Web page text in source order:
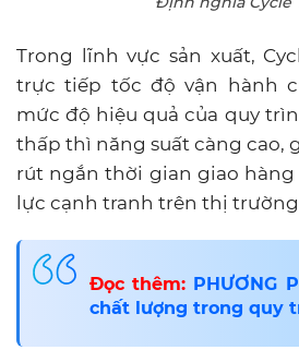
Trong lĩnh vực sản xuất,
trực tiếp tốc độ vận hành
mức độ hiệu quả của quy
thấp thì năng suất càng cao,
rút ngắn thời gian giao hàng
lực cạnh tranh trên thị
Đọc thêm: PHƯƠNG
chất lượng trong quy